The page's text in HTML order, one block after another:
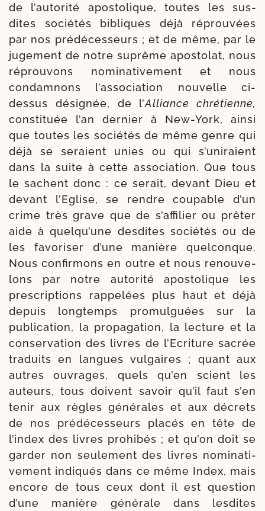
de l’au­to­ri­té apos­to­lique, toutes les sus­
dites socié­tés bibliques déjà réprou­vées
par nos prédéces­seurs ; et de même, par le
juge­ment de notre suprême apos­to­lat, nous
réprou­vons nomi­na­ti­ve­ment et nous
condam­nons l’association nou­velle ci-​
dessus dési­gnée, de l’Alliance chré­tienne,
consti­tuée l’an der­nier à New-​York, ain­si
que toutes les socié­tés de même genre qui
déjà se seraient unies ou qui s’uniraient
dans la suite à cette asso­cia­tion. Que tous
le sachent donc : ce serait, devant Dieu et
devant l’Eglise, se rendre cou­pable d’un
crime très grave que de s’affilier ou prê­ter
aide à quelqu’une des­dites socié­tés ou de
les favo­ri­ser d’une manière quel­conque.
Nous confir­mons en outre et nous renou­ve­
lons par notre auto­ri­té apos­to­lique les
pres­crip­tions rap­pe­lées plus haut et déjà
depuis long­temps promul­guées sur la
publi­ca­tion, la pro­pa­ga­tion, la lec­ture et la
conser­va­tion des livres de l’Ecriture sacrée
tra­duits en langues vul­gaires ; quant aux
autres ouvrages, quels qu’en scient les
auteurs, tous doivent savoir qu’il faut s’en
tenir aux règles géné­rales et aux décrets
de nos pré­dé­ces­seurs pla­cés en tête de
l’index des livres pro­hi­bés ; et qu’on doit se
gar­der non seule­ment des livres nomi­na­ti­
ve­ment indi­qués dans ce même Index, mais
encore de tous ceux dont il est ques­tion
d’une manière géné­rale dans les­dites